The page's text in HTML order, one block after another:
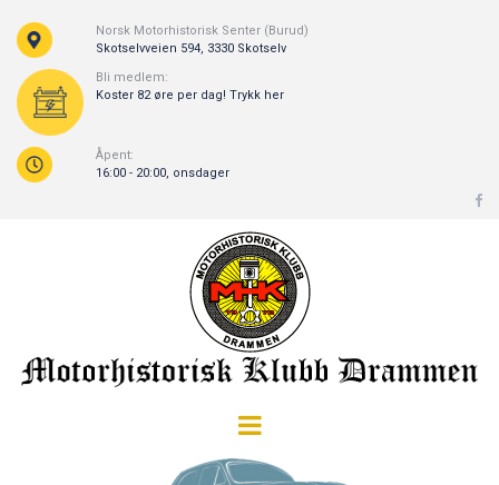
Norsk Motorhistorisk Senter (Burud)
Skotselvveien 594, 3330 Skotselv
Bli medlem:
Koster 82 øre per dag! Trykk her
Åpent:
16:00 - 20:00, onsdager
